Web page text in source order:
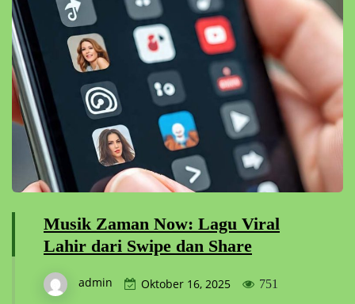
Musik Zaman Now: Lagu Viral
Lahir dari Swipe dan Share
admin Oktober 16, 2025 751